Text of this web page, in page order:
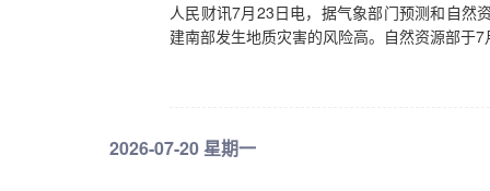
人民财讯7月23日电，据气象部门预测和自然
建南部发生地质灾害的风险高。自然资源部
2026-07-20 星期一